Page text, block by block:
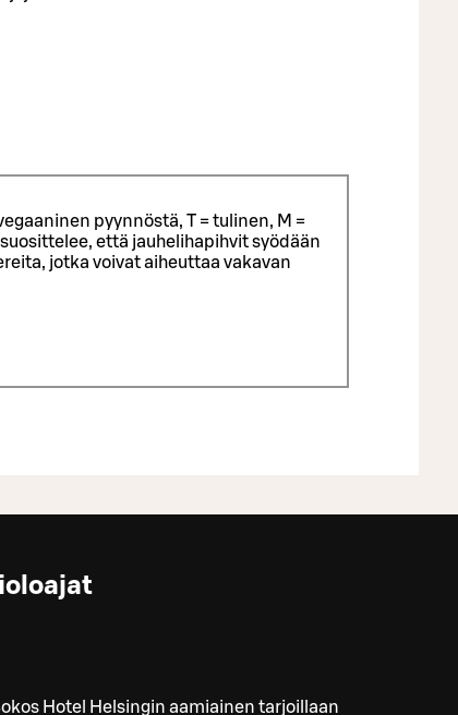
pyynnöstä, T = tulinen, M =
että jauhelihapihvit syödään
jotka voivat aiheuttaa vakavan
Hotel Helsingin aamiainen tarjoillaan